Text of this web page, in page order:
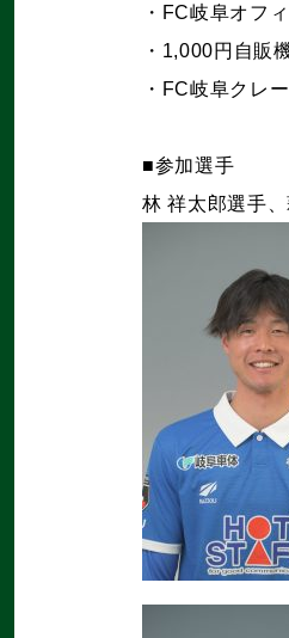
・FC岐阜オフ
・1,000円自販
・FC岐阜クレ
■参加選手
林 祥太郎選手